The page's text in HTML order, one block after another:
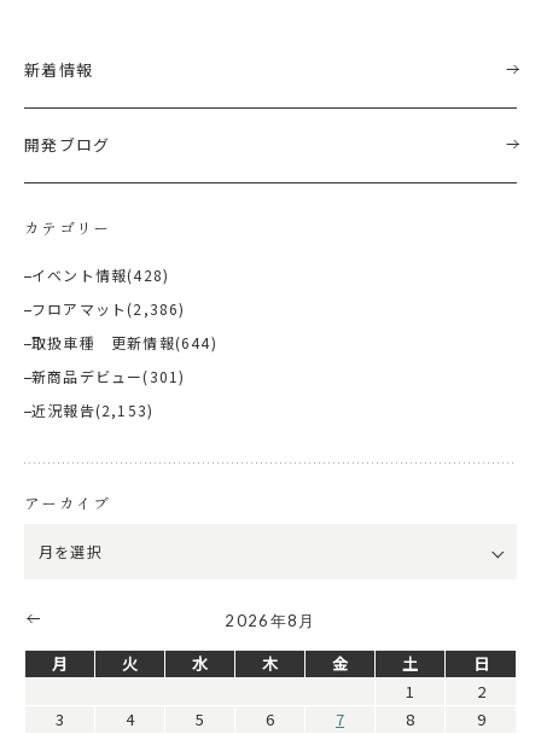
新着情報
開発ブログ
カテゴリー
イベント情報(428)
フロアマット (2,386)
取扱車種 更新情報(644)
新商品デビュー(301)
近況報告(2,153)
アーカイブ
2026年8月
月 火 水 木 金 土
日
1
2
3
4 5 6 7 8
9